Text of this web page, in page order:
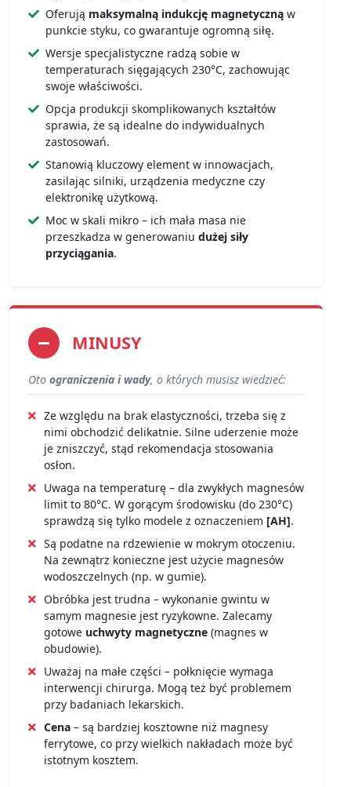
Oferują maksymalną indukcję magnetyczną w
punkcie styku, co gwarantuje ogromną siłę.
Wersje specjalistyczne radzą sobie w
temperaturach sięgających 230°C, zachowując
swoje właściwości.
Opcja produkcji skomplikowanych kształtów
sprawia, że są idealne do indywidualnych
zastosowań.
Stanowią kluczowy element w innowacjach,
zasilając silniki, urządzenia medyczne czy
elektronikę użytkową.
Moc w skali mikro – ich mała masa nie
przeszkadza w generowaniu dużej siły
przyciągania.
MINUSY
Oto ograniczenia i wady, o których musisz wiedzieć:
Ze względu na brak elastyczności, trzeba się z
nimi obchodzić delikatnie. Silne uderzenie może
je zniszczyć, stąd rekomendacja stosowania
osłon.
Uwaga na temperaturę – dla zwykłych magnesów
limit to 80°C. W gorącym środowisku (do 230°C)
sprawdzą się tylko modele z oznaczeniem [AH].
Są podatne na rdzewienie w mokrym otoczeniu.
Na zewnątrz konieczne jest użycie magnesów
wodoszczelnych (np. w gumie).
Obróbka jest trudna – wykonanie gwintu w
samym magnesie jest ryzykowne. Zalecamy
gotowe uchwyty magnetyczne (magnes w
obudowie).
Uważaj na małe części – połknięcie wymaga
interwencji chirurga. Mogą też być problemem
przy badaniach lekarskich.
Cena – są bardziej kosztowne niż magnesy
ferrytowe, co przy wielkich nakładach może być
istotnym kosztem.